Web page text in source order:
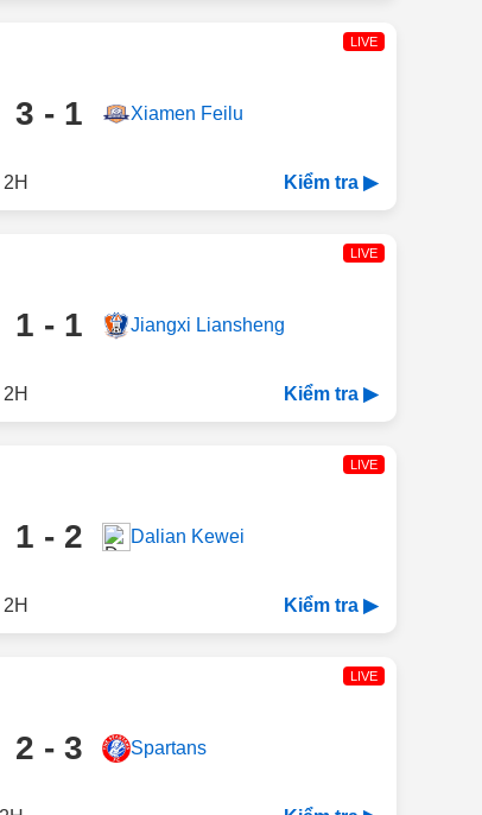
LIVE
3 - 1 Xiamen Feilu
Kiểm tra ▶
LIVE
1 - 1 Jiangxi Liansheng
Kiểm tra ▶
LIVE
1 - 2 Dalian Kewei
Kiểm tra ▶
LIVE
2 - 3 Spartans